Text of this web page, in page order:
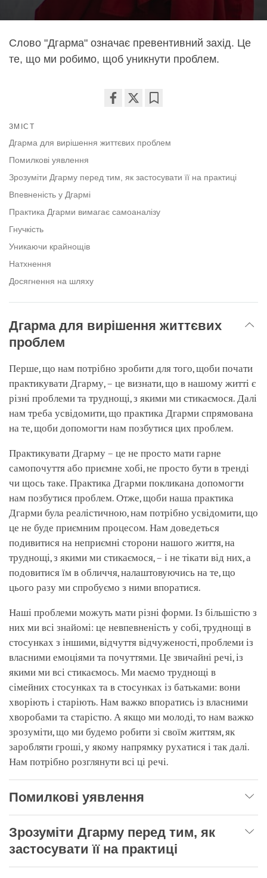
Слово "Дгарма" означає превентивний захід. Це
те, що ми робимо, щоб уникнути проблем.
facebook
ЗМІСТ
Дгарма для вирішення життєвих проблем
Помилкові уявлення
Зрозуміти Дгарму перед тим, як застосувати її на практиці
Впевненість у Дгармі
Практика Дгарми вимагає самоаналізу
Гнучкість
Уникаючи крайнощів
Натхнення
Досягнення на шляху
Дгарма для вирішення життєвих
проблем
Перше, що нам потрібно зробити для того, щоби почати
практикувати Дгарму, – це визнати, що в нашому житті є
різні проблеми та труднощі, з якими ми стикаємося. Далі
нам треба усвідомити, що практика Дгарми спрямована
на те, щоби допомогти нам позбутися цих проблем.
Практикувати Дгарму – це не просто мати гарне
самопочуття або приємне хобі, не просто бути в тренді
чи щось таке. Практика Дгарми покликана допомогти
нам позбутися проблем. Отже, щоби наша практика
Дгарми була реалістичною, нам потрібно усвідомити, що
це не буде приємним процесом. Нам доведеться
подивитися на неприємні сторони нашого життя, на
труднощі, з якими ми стикаємося, – і не тікати від них, а
подовитися їм в обличчя, налаштовуючись на те, що
цього разу ми спробуємо з ними впоратися.
Наші проблеми можуть мати різні форми. Із більшістю з
них ми всі знайомі: це невпевненість у собі, труднощі в
стосунках з іншими, відчуття відчуженості, проблеми із
власними емоціями та почуттями. Це звичайні речі, із
якими ми всі стикаємось. Ми маємо труднощі в
сімейних стосунках та в стосунках із батьками: вони
хворіють і старіють. Нам важко впоратись із власними
хворобами та старістю. А якщо ми молоді, то нам важко
зрозуміти, що ми будемо робити зі своїм життям, як
заробляти гроші, у якому напрямку рухатися і так далі.
Нам потрібно розглянути всі ці речі.
Помилкові уявлення
Зрозуміти Дгарму перед тим, як
застосувати її на практиці